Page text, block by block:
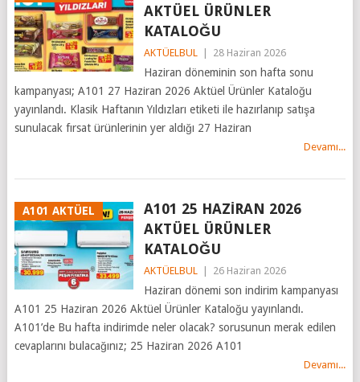
AKTÜEL ÜRÜNLER
KATALOĞU
AKTÜELBUL 28 Haziran 2026
Haziran döneminin son hafta sonu
kampanyası; A101 27 Haziran 2026 Aktüel Ürünler Kataloğu
yayınlandı. Klasik Haftanın Yıldızları etiketi ile hazırlanıp satışa
sunulacak fırsat ürünlerinin yer aldığı 27 Haziran
Devamı...
A101 AKTÜEL
A101 25 HAZİRAN 2026
AKTÜEL ÜRÜNLER
KATALOĞU
AKTÜELBUL 26 Haziran 2026
Haziran dönemi son indirim kampanyası
A101 25 Haziran 2026 Aktüel Ürünler Kataloğu yayınlandı.
A101’de Bu hafta indirimde neler olacak? sorusunun merak edilen
cevaplarını bulacağınız; 25 Haziran 2026 A101
Devamı...